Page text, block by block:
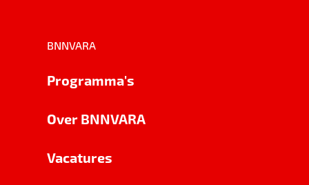
BNNVARA
Programma's
Over BNNVARA
Vacatures